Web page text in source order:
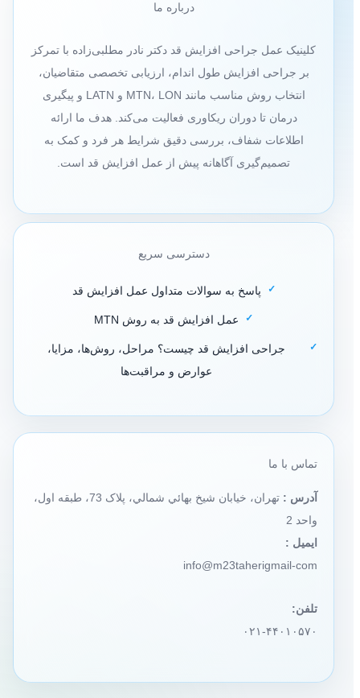
درباره ما
کلینیک عمل جراحی افزایش قد دکتر نادر مطلبی‌زاده با تمرکز
بر جراحی افزایش طول اندام، ارزیابی تخصصی متقاضیان،
انتخاب روش مناسب مانند MTN، LON و LATN و پیگیری
درمان تا دوران ریکاوری فعالیت می‌کند. هدف ما ارائه
اطلاعات شفاف، بررسی دقیق شرایط هر فرد و کمک به
تصمیم‌گیری آگاهانه پیش از عمل افزایش قد است.
دسترسی سریع
پاسخ به سوالات متداول عمل افزایش قد
عمل افزایش قد به روش MTN
جراحی افزایش قد چیست؟ مراحل، روش‌ها، مزایا،
عوارض و مراقبت‌ها
تماس با ما
آدرس :
تهران، خيابان شيخ بهائي شمالي، پلاک 73، طبقه اول،
واحد 2
ایمیل :
info@m23taherigmail-com
تلفن:
۰۲۱-۴۴۰۱۰۵۷۰